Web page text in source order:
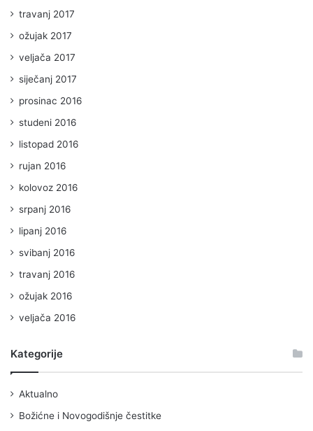
travanj 2017
ožujak 2017
veljača 2017
siječanj 2017
prosinac 2016
studeni 2016
listopad 2016
rujan 2016
kolovoz 2016
srpanj 2016
lipanj 2016
svibanj 2016
travanj 2016
ožujak 2016
veljača 2016
Kategorije
Aktualno
Božićne i Novogodišnje čestitke